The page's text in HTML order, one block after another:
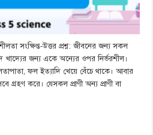
সংক্ষিপ্ত-উত্তর প্রশ্ন: জীবনের জন্য সকল
খাদ্যের জন্য একে অন্যের ওপর নির্ভরশীল।
ফল ইত্যাদি খেয়ে বেঁচে থাকে। আবার
গ্রহণ করে। যেসকল প্রাণী অন্য প্রাণী বা